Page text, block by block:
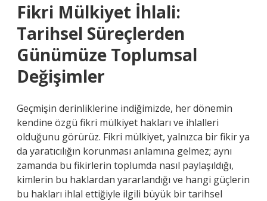
Fikri Mülkiyet İhlali:
Tarihsel Süreçlerden
Günümüze Toplumsal
Değişimler
Geçmişin derinliklerine indiğimizde, her dönemin
kendine özgü fikri mülkiyet hakları ve ihlalleri
olduğunu görürüz. Fikri mülkiyet, yalnızca bir fikir ya
da yaratıcılığın korunması anlamına gelmez; aynı
zamanda bu fikirlerin toplumda nasıl paylaşıldığı,
kimlerin bu haklardan yararlandığı ve hangi güçlerin
bu hakları ihlal ettiğiyle ilgili büyük bir tarihsel